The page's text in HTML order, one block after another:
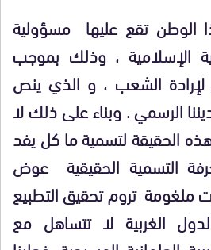
تقع عليها مسؤولية
الإسلامية ، وذلك بموجب
لإرادة الشعب ، و الذي ينص
الرسمي . وبناء على ذلك لا
الحقيقة لتسمية ما كل يفد
التسمية الحقيقية عوض
تروم تحقيق التطبيع
الغربية لا تتساهل مع